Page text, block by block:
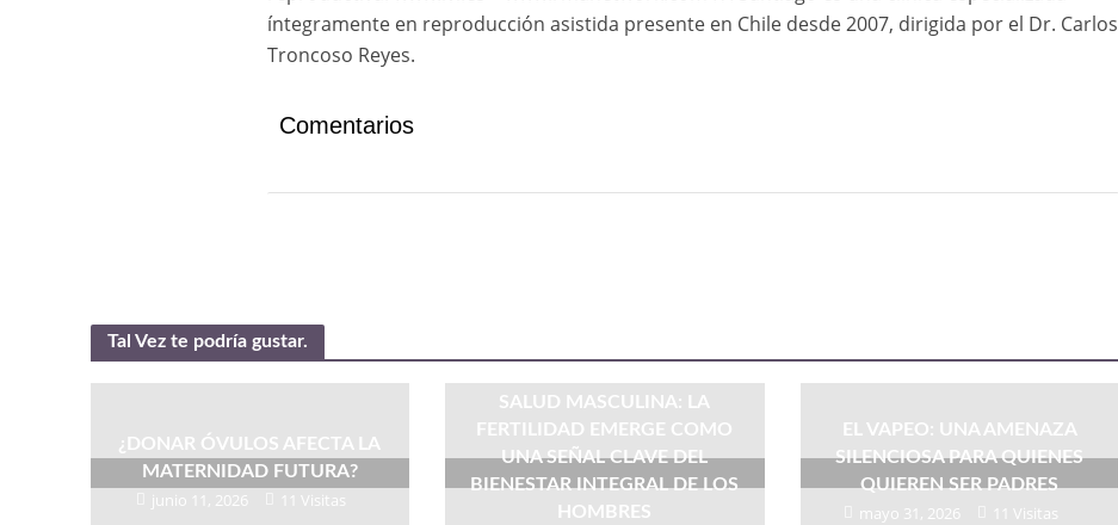
íntegramente en reproducción asistida presente en Chile desde 2007, dirigida por el Dr. Carlos
Troncoso Reyes.
Comentarios
Tal Vez te podría gustar.
¿DONAR ÓVULOS AFECTA LA
MATERNIDAD FUTURA?
junio 11, 2026 11 Visitas
SALUD MASCULINA: LA
FERTILIDAD EMERGE COMO
UNA SEÑAL CLAVE DEL
BIENESTAR INTEGRAL DE LOS
HOMBRES
EL VAPEO: UNA AMENAZA
SILENCIOSA PARA QUIENES
QUIEREN SER PADRES
mayo 31, 2026 11 Visitas